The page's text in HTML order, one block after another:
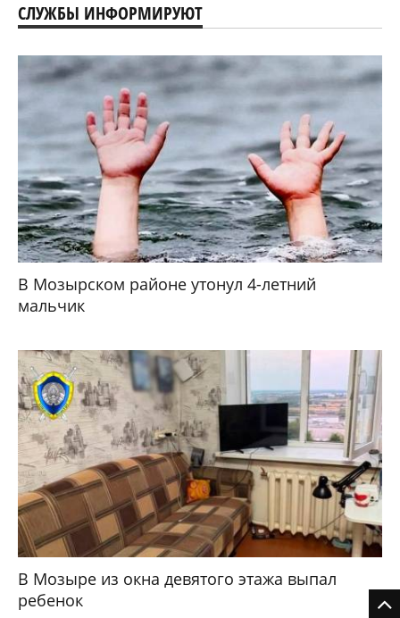
СЛУЖБЫ ИНФОРМИРУЮТ
В Мозырском районе утонул 4-летний
мальчик
В Мозыре из окна девятого этажа выпал
ребенок